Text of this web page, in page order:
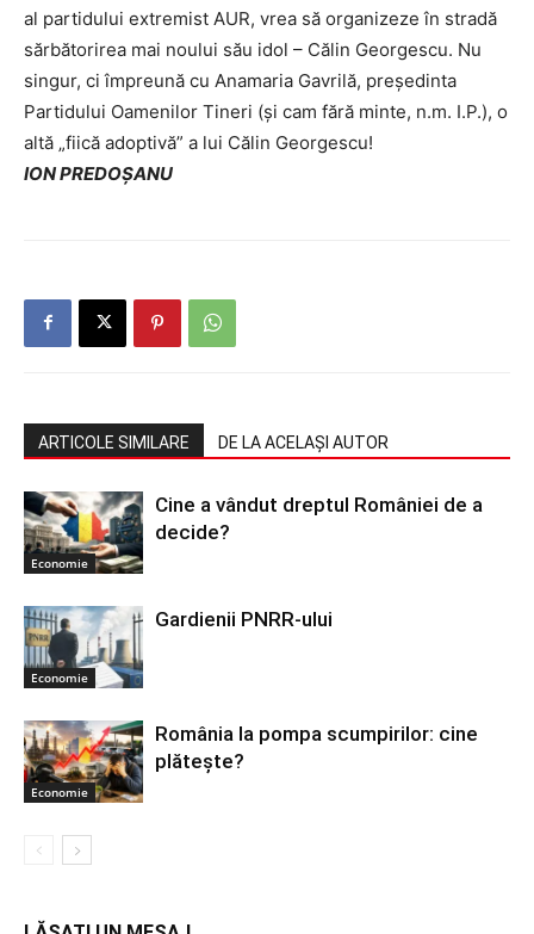
al partidului extremist AUR, vrea să organizeze în stradă
sărbătorirea mai noului său idol – Călin Georgescu. Nu
singur, ci împreună cu Anamaria Gavrilă, președinta
Partidului Oamenilor Tineri (și cam fără minte, n.m. I.P.), o
altă „fiică adoptivă” a lui Călin Georgescu!
ION PREDOȘANU
ARTICOLE SIMILARE DE LA ACELAȘI AUTOR
Economie
Cine a vândut dreptul României de a
decide?
Economie
Gardienii PNRR-ului
Economie
România la pompa scumpirilor: cine
plătește?